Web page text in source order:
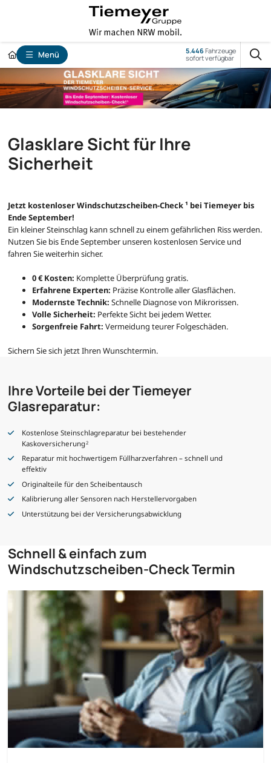
Menü 5.446Fahrzeuge
sofort verfügbar
Glasklare Sicht für Ihre
Sicherheit
Jetzt kostenloser Windschutzscheiben-Check ¹ bei Tiemeyer bis
Ende September!
Ein kleiner Steinschlag kann schnell zu einem gefährlichen Riss werden.
Nutzen Sie bis Ende September unseren kostenlosen Service und
fahren Sie weiterhin sicher.
0 € Kosten: Komplette Überprüfung gratis.
Erfahrene Experten: Präzise Kontrolle aller Glasflächen.
Modernste Technik: Schnelle Diagnose von Mikrorissen.
Volle Sicherheit: Perfekte Sicht bei jedem Wetter.
Sorgenfreie Fahrt: Vermeidung teurer Folgeschäden.
Sichern Sie sich jetzt Ihren Wunschtermin.
Ihre Vorteile bei der Tiemeyer
Glasreparatur:
Kostenlose Steinschlagreparatur bei bestehender
Kaskoversicherung2
Reparatur mit hochwertigem Füllharzverfahren – schnell und
effektiv
Originalteile für den Scheibentausch
Kalibrierung aller Sensoren nach Herstellervorgaben
Unterstützung bei der Versicherungsabwicklung
Schnell & einfach zum
Windschutzscheiben-Check Termin